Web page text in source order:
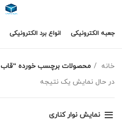
جعبه الکترونیکی انواع برد الکترونیکی
خانه
محصولات برچسب خورده “قاب 1111”
در حال نمایش یک نتیجه
نمایش نوار کناری